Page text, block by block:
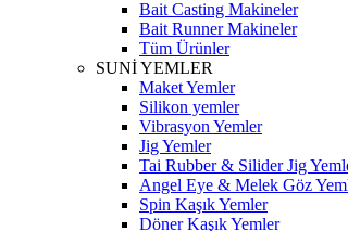
Bait Casting Makineler
Bait Runner Makineler
Tüm Ürünler
SUNİ YEMLER
Maket Yemler
Silikon yemler
Vibrasyon Yemler
Jig Yemler
Tai Rubber & Silider Jig
Angel Eye & Melek Göz
Spin Kaşık Yemler
Döner Kaşık Yemler